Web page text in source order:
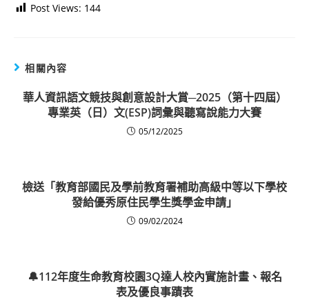
Post Views: 144
相關內容
華人資訊語文競技與創意設計大賞─2025（第十四屆）
專業英（日）文(ESP)詞彙與聽寫說能力大賽
05/12/2025
檢送「教育部國民及學前教育署補助高級中等以下學校
發給優秀原住民學生獎學金申請」
09/02/2024
🔔112年度生命教育校園3Q達人校內實施計畫、報名
表及優良事蹟表